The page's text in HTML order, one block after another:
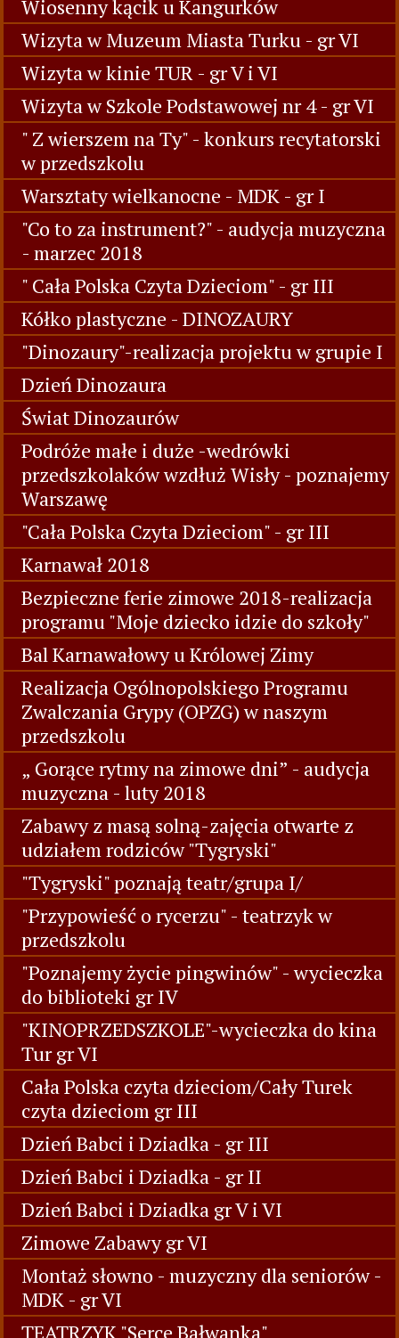
Wiosenny kącik u Kangurków
Wizyta w Muzeum Miasta Turku - gr VI
Wizyta w kinie TUR - gr V i VI
Wizyta w Szkole Podstawowej nr 4 - gr VI
" Z wierszem na Ty" - konkurs recytatorski
w przedszkolu
Warsztaty wielkanocne - MDK - gr I
"Co to za instrument?" - audycja muzyczna
- marzec 2018
" Cała Polska Czyta Dzieciom" - gr III
Kółko plastyczne - DINOZAURY
"Dinozaury"-realizacja projektu w grupie I
Dzień Dinozaura
Świat Dinozaurów
Podróże małe i duże -wedrówki
przedszkolaków wzdłuż Wisły - poznajemy
Warszawę
"Cała Polska Czyta Dzieciom" - gr III
Karnawał 2018
Bezpieczne ferie zimowe 2018-realizacja
programu "Moje dziecko idzie do szkoły"
Bal Karnawałowy u Królowej Zimy
Realizacja Ogólnopolskiego Programu
Zwalczania Grypy (OPZG) w naszym
przedszkolu
„ Gorące rytmy na zimowe dni” - audycja
muzyczna - luty 2018
Zabawy z masą solną-zajęcia otwarte z
udziałem rodziców "Tygryski"
"Tygryski" poznają teatr/grupa I/
"Przypowieść o rycerzu" - teatrzyk w
przedszkolu
"Poznajemy życie pingwinów" - wycieczka
do biblioteki gr IV
"KINOPRZEDSZKOLE"-wycieczka do kina
Tur gr VI
Cała Polska czyta dzieciom/Cały Turek
czyta dzieciom gr III
Dzień Babci i Dziadka - gr III
Dzień Babci i Dziadka - gr II
Dzień Babci i Dziadka gr V i VI
Zimowe Zabawy gr VI
Montaż słowno - muzyczny dla seniorów -
MDK - gr VI
TEATRZYK "Serce Bałwanka"